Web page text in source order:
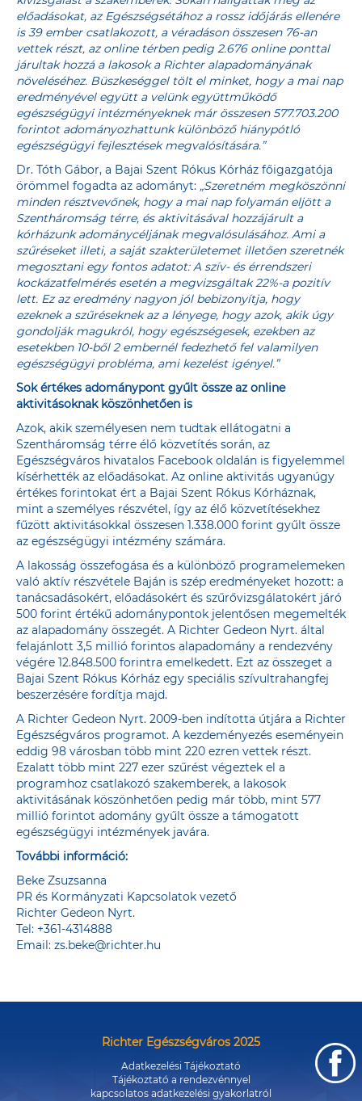
előadásokat, az Egészségsétához a rossz időjárás ellenére
is 39 ember csatlakozott, a véradáson összesen 76-an
vettek részt, az online térben pedig 2.676 online ponttal
járultak hozzá a lakosok a Richter alapadományának
növeléséhez. Büszkeséggel tölt el minket, hogy a mai nap
eredményével együtt a velünk együttműködő
egészségügyi intézményeknek már összesen 577.703.200
forintot adományozhattunk különböző hiánypótló
egészségügyi fejlesztések megvalósítására.”
Dr. Tóth Gábor, a Bajai Szent Rókus Kórház főigazgatója
örömmel fogadta az adományt: „Szeretném megköszönni
minden résztvevőnek, hogy a mai nap folyamán eljött a
Szentháromság térre, és aktivitásával hozzájárult a
kórházunk adománycéljának megvalósulásához. Ami a
szűréseket illeti, a saját szakterületemet illetően szeretnék
megosztani egy fontos adatot: A szív- és érrendszeri
kockázatfelmérés esetén a megvizsgáltak 22%-a pozitív
lett. Ez az eredmény nagyon jól bebizonyítja, hogy
ezeknek a szűréseknek az a lényege, hogy azok, akik úgy
gondolják magukról, hogy egészségesek, ezekben az
esetekben 10-ből 2 embernél fedezhető fel valamilyen
egészségügyi probléma, ami kezelést igényel.”
Sok értékes adománypont gyűlt össze az online
aktivitásoknak köszönhetően is
Azok, akik személyesen nem tudtak ellátogatni a
Szentháromság térre élő közvetítés során, az
Egészségváros hivatalos Facebook oldalán is figyelemmel
kísérhették az előadásokat. Az online aktivitás ugyanúgy
értékes forintokat ért a Bajai Szent Rókus Kórháznak,
mint a személyes részvétel, így az élő közvetítésekhez
fűzött aktivitásokkal összesen 1.338.000 forint gyűlt össze
az egészségügyi intézmény számára.
A lakosság összefogása és a különböző programelemeken
való aktív részvétele Baján is szép eredményeket hozott: a
tanácsadásokért, előadásokért és szűrővizsgálatokért járó
500 forint értékű adománypontok jelentősen megemelték
az alapadomány összegét. A Richter Gedeon Nyrt. által
felajánlott 3,5 millió forintos alapadomány a rendezvény
végére 12.848.500 forintra emelkedett. Ezt az összeget a
Bajai Szent Rókus Kórház egy speciális szívultrahangfej
beszerzésére fordítja majd.
A Richter Gedeon Nyrt. 2009-ben indította útjára a Richter
Egészségváros programot. A kezdeményezés eseményein
eddig 98 városban több mint 220 ezren vettek részt.
Ezalatt több mint 227 ezer szűrést végeztek el a
programhoz csatlakozó szakemberek, a lakosok
aktivitásának köszönhetően pedig már több, mint 577
millió forintot adomány gyűlt össze a támogatott
egészségügyi intézmények javára.
További információ:
Beke Zsuzsanna
PR és Kormányzati Kapcsolatok vezető
Richter Gedeon Nyrt.
Tel: +361-4314888
Email: zs.beke@richter.hu
Richter Egészségváros 2025
Adatkezelési Tájékoztató
Tájékoztató a rendezvénnyel
kapcsolatos adatkezelési gyakorlatról